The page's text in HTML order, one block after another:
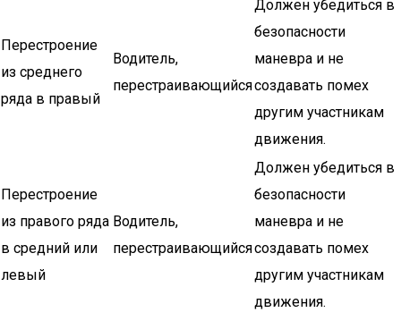
Перестроение
из среднего
ряда в правый
Водитель,
перестраивающийся
Должен убедиться в
безопасности
маневра и не
создавать помех
другим участникам
движения.
Перестроение
из правого ряда
в средний или
левый
Водитель,
перестраивающийся
Должен убедиться в
безопасности
маневра и не
создавать помех
другим участникам
движения.